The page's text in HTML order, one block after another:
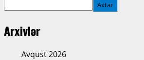
Axtar
Arxivlər
Avqust 2026